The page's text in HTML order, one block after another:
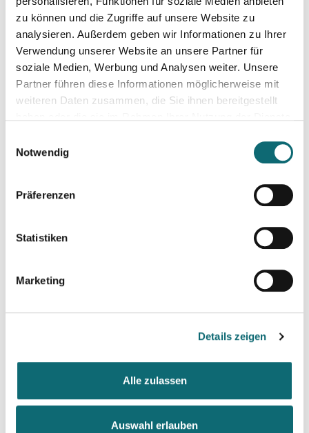
zu können und die Zugriffe auf unsere Website zu
analysieren. Außerdem geben wir Informationen zu Ihrer
Verwendung unserer Website an unsere Partner für
soziale Medien, Werbung und Analysen weiter. Unsere
Partner führen diese Informationen möglicherweise mit
weiteren Daten zusammen, die Sie ihnen bereitgestellt
Notwendig
Präferenzen
Statistiken
Marketing
Details zeigen
Alle zulassen
Auswahl erlauben
05.10.2023
Professionell moderieren
09.10.2023
Elections in Poland: Polarized Voters, Opposing Policies,
Fortbildungsprogramm des Europäischen Parlaments für
20.11.2023
In Dialogue with Bundesheer Colonel Dr. Markus Reisner
02.02.2024